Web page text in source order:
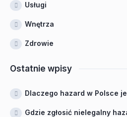
Usługi
Wnętrza
Zdrowie
Ostatnie wpisy
Dlaczego hazard w Polsce
Gdzie zgłosić nielegalny